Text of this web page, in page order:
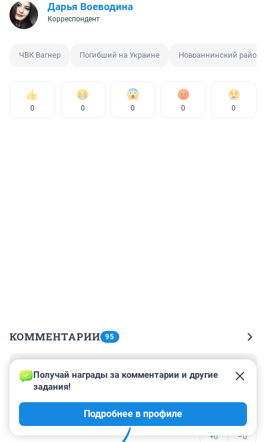
Дарья Воеводина
Корреспондент
ЧВК Вагнер Погибший на Украине Новоаннинский район
0 0 0 0 0
КОММЕНТАРИИ 95
2 мая 2023, 10:24
Второй раз уже фатально оступился... Но осуждать
его не могу, т.к. по весточкам с зон, там кормить
вообще перестали, а режим стал лютым. Вот и идут к
пригожину зк, из-за невыносимых условий
+0 –0
Получай награды за комментарии и другие
задания!
Подробнее в профиле